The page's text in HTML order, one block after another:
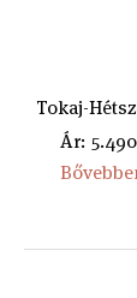
Tokaj-
Ár: